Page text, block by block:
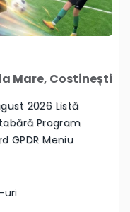
Mare, Costinești
2026 Listă
Program
GPDR Meniu
uri